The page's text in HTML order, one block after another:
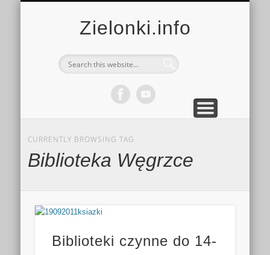
Zielonki.info
CURRENTLY BROWSING TAG
Biblioteka Węgrzce
Biblioteki czynne do 14-